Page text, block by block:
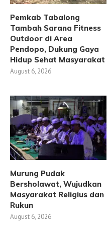
Pemkab Tabalong
Tambah Sarana Fitness
Outdoor di Area
Pendopo, Dukung Gaya
Hidup Sehat Masyarakat
August 6, 2026
Murung Pudak
Bersholawat, Wujudkan
Masyarakat Religius dan
Rukun
August 6, 2026